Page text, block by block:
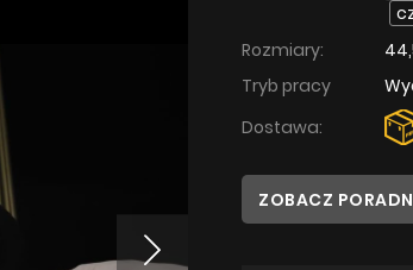
Rozmiary:
Tryb pracy
Dostawa:
ZOBACZ